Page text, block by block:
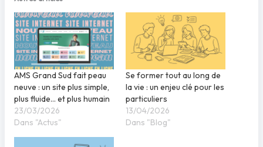
AMS Grand Sud fait peau
neuve : un site plus simple,
plus fluide… et plus humain
23/03/2026
Dans "Actus"
Se former tout au long de
la vie : un enjeu clé pour les
particuliers
13/04/2026
Dans "Blog"